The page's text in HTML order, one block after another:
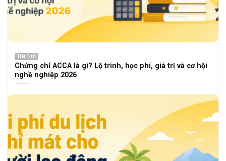
TIN TỨC
Chứng chỉ ACCA là gì? Lộ trình, học phí, giá trị và cơ hội
nghề nghiệp 2026